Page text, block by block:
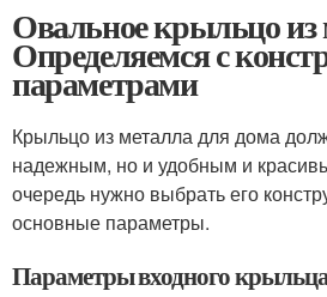
Овальное крыльцо из
Определяемся с
параметрами
Крыльцо из металла для дома
надежным, но и удобным и
очередь нужно выбрать его
основные параметры.
Параметры входного